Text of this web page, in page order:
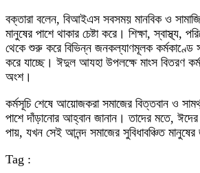
বক্তারা বলেন, বিআইএস সবসময় মানবিক ও
মানুষের পাশে থাকার চেষ্টা করে। শিক্ষা, স্বাস্থ্য,
থেকে শুরু করে বিভিন্ন জনকল্যাণমূলক কর্মকাণ্ডে
করে যাচ্ছে। ঈদুল আযহা উপলক্ষে মাংস বিতরণ
অংশ।
কর্মসূচি শেষে আয়োজকরা সমাজের বিত্তবান ও
পাশে দাঁড়ানোর আহ্বান জানান। তাদের মতে,
পায়, যখন সেই আনন্দ সমাজের সুবিধাবঞ্চিত
Tag :